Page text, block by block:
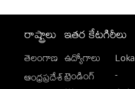
రాష్ట్రాలు
తెలంగాణ
ఆంధ్రప్రదేశ్
ఇతర కేటగిరీలు
ఉద్యోగాలు
ట్రెండింగ్
-